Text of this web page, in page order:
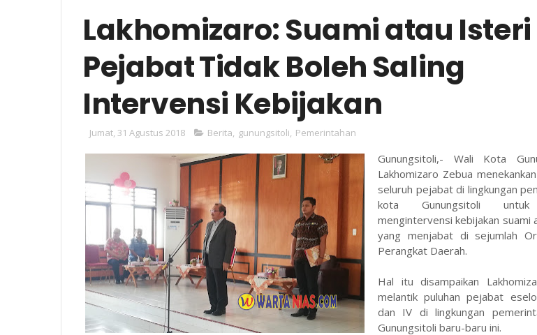
Lakhomizaro: Suami atau Isteri
Pejabat Tidak Boleh Saling
Intervensi Kebijakan
Jumat, 31 Agustus 2018 Berita gunungsitoli Pemerintahan
Gunungsitoli,- Wali Kota
Lakhomizaro Zebua
seluruh pejabat di lingkungan
kota Gunungsitoli
mengintervensi kebijakan suami
yang menjabat di sejumlah
Perangkat Daerah.
Hal itu disampaikan
melantik puluhan pejabat
dan IV di lingkungan
Gunungsitoli baru-baru ini.